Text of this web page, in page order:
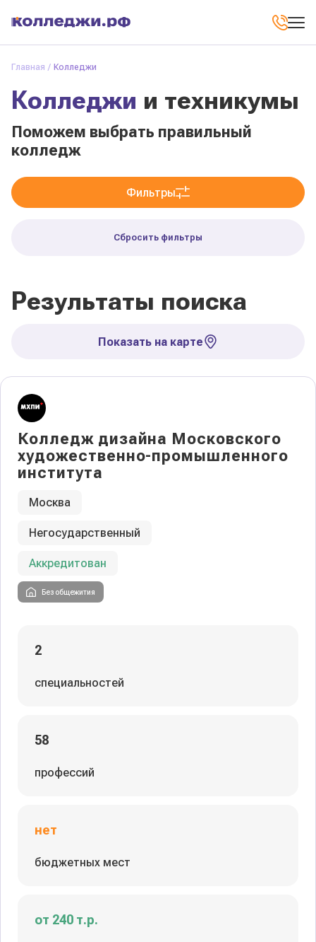
Главная Колледжи
Колледжи и техникумы
Поможем выбрать правильный
колледж
Фильтры
Сбросить фильтры
Результаты поиска
Показать на карте
Колледж дизайна Московского
художественно-промышленного
института
Москва
Негосударственный
Аккредитован
Без общежития
2
специальностей
58
профессий
нет
бюджетных мест
от 240 т.р.